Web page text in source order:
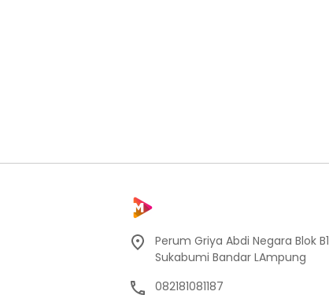
Perum Griya Abdi Negara Blok
Sukabumi Bandar LAmpung
082181081187